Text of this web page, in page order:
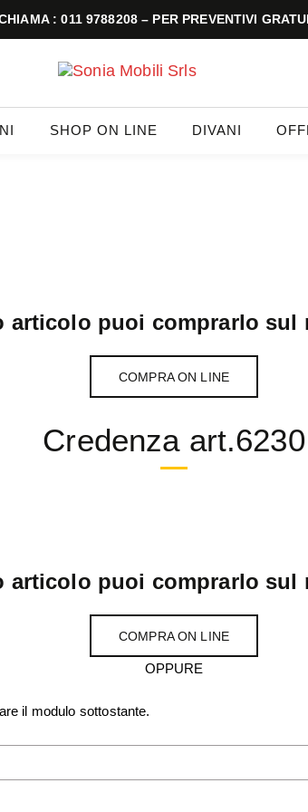
: 011 9788208 – PER PREVENTIVI
SHOP ON LINE DIVANI
articolo puoi comprarlo sul
COMPRA ON LINE
Credenza art.6230
articolo puoi comprarlo sul
COMPRA ON LINE
OPPURE
il modulo sottostante.